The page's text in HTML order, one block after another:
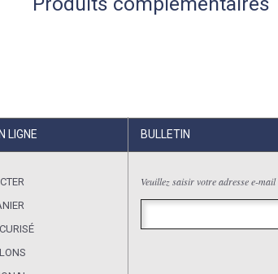
LIGNE BULLETIN
Veuillez saisir votre adresse e-mail